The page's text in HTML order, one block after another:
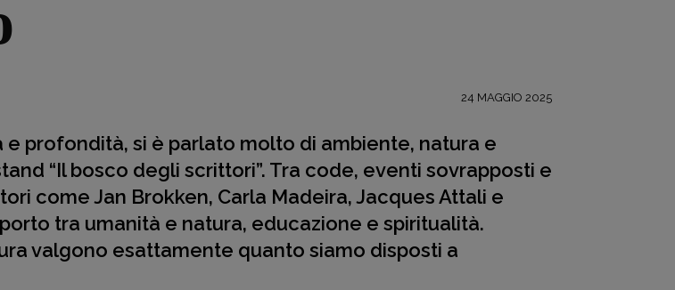
24 MAGGIO 2025
profondità, si è parlato molto di ambiente, natura e
“Il bosco degli scrittori”. Tra code, eventi sovrapposti e
come Jan Brokken, Carla Madeira, Jacques Attali e
tra umanità e natura, educazione e spiritualità.
valgono esattamente quanto siamo disposti a